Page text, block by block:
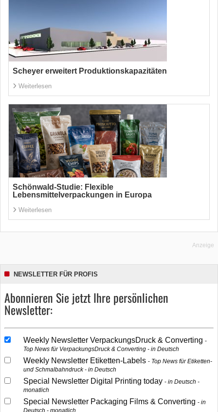
Scheyer erweitert Produktionskapazitäten
Weiterlesen
Schönwald-Studie: Flexible
Lebensmittelverpackungen in Europa
Weiterlesen
Anzeige
NEWSLETTER FÜR PROFIS
Abonnieren Sie jetzt Ihre persönlichen
Newsletter:
Weekly Newsletter VerpackungsDruck & Converting
Top News für VerpackungsDruck & Converting - in Deutsch
Weekly Newsletter Etiketten-Labels
Top News für Etiketten-
und Schmalbahndruck - in Deutsch
Special Newsletter Digital Printing today
in Deutsch -
monatlich
Special Newsletter Packaging Films & Converting
in
Deutsch - monatlich